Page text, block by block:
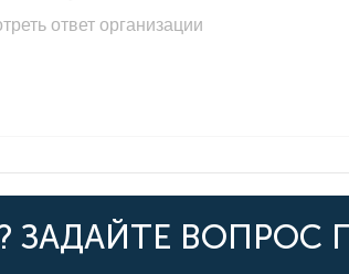
ответ организации
ЗАДАЙТЕ ВОПРОС